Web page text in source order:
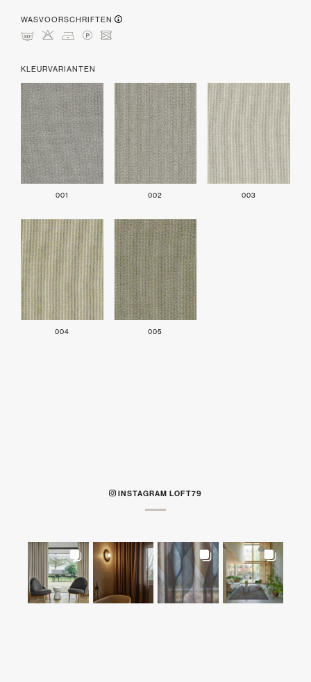
WASVOORSCHRIFTEN
mHDLU
KLEURVARIANTEN
001 002 003
004 005
INSTAGRAM LOFT79